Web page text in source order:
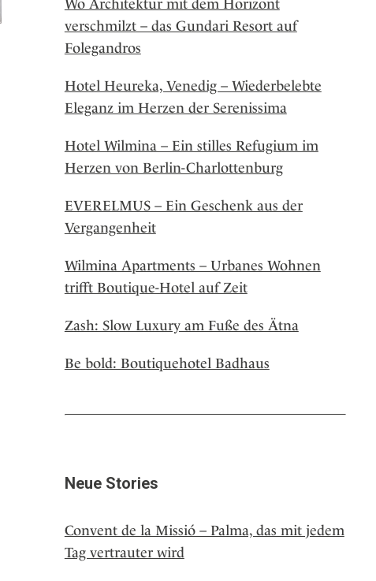
Wo Architektur mit dem Horizont
verschmilzt – das Gundari Resort auf
Folegandros
Hotel Heureka, Venedig – Wiederbelebte
Eleganz im Herzen der Serenissima
Hotel Wilmina – Ein stilles Refugium im
Herzen von Berlin-Charlottenburg
EVERELMUS – Ein Geschenk aus der
Vergangenheit
Wilmina Apartments – Urbanes Wohnen
trifft Boutique-Hotel auf Zeit
Zash: Slow Luxury am Fuße des Ätna
Be bold: Boutiquehotel Badhaus
Neue Stories
Convent de la Missió – Palma, das mit jedem
Tag vertrauter wird